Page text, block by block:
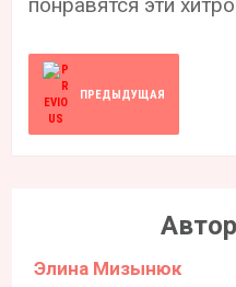
понравятся эти
ПРЕДЫДУЩАЯ
Элина Мизынюк